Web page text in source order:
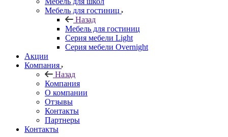
Мебель для гостиниц
Назад
Мебель для гостиниц
Серия мебели Light
Серия мебели Overnight
Акции
Компания
Назад
Компания
О компании
Отзывы
Контакты
Партнеры
Контакты